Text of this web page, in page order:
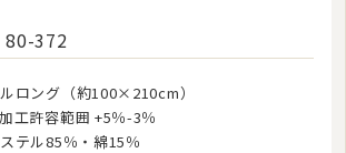
80-372
ロング（約100×210cm）
工許容範囲 +5％-3％
テル85％・綿15％